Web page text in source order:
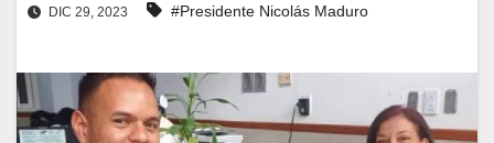
DIC 29, 2023 #Presidente Nicolás Maduro